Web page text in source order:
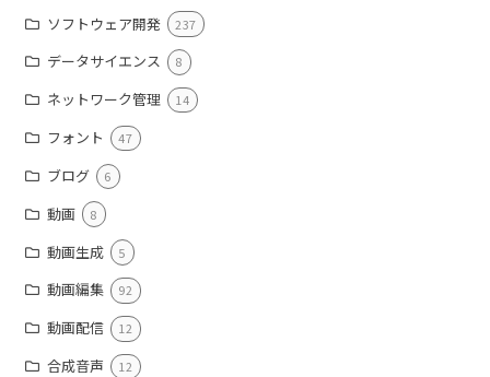
ソフトウェア開発 237
データサイエンス 8
ネットワーク管理 14
フォント 47
ブログ 6
動画 8
動画生成 5
動画編集 92
動画配信 12
合成音声 12